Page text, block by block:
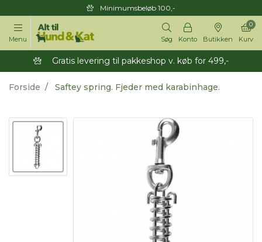
Minimumsbeløb 100,-
Menu Søg Konto Butikken Kurv
0
Gratis levering til pakkeshop v. køb for 499,-
Forside Saftey spring. Fjeder med karabinhage.